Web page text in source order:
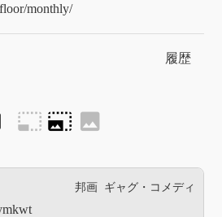
monthly/
履歴
photo_size_select_small photo_size_select_large image
邦画 ギャグ・コメディ